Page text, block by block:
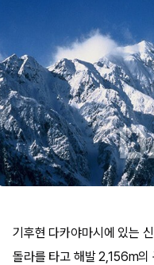
기후현 다카야마시에 있는
돌라를 타고 해발 2,156m의